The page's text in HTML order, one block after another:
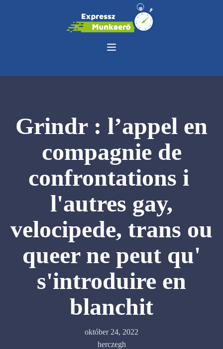
Grindr : l’appel en
compagnie de
confrontations i
l'autres gay,
velocipede, trans ou
queer ne peut qu'
s'introduire en
blanchit
október 24, 2022
herczegh